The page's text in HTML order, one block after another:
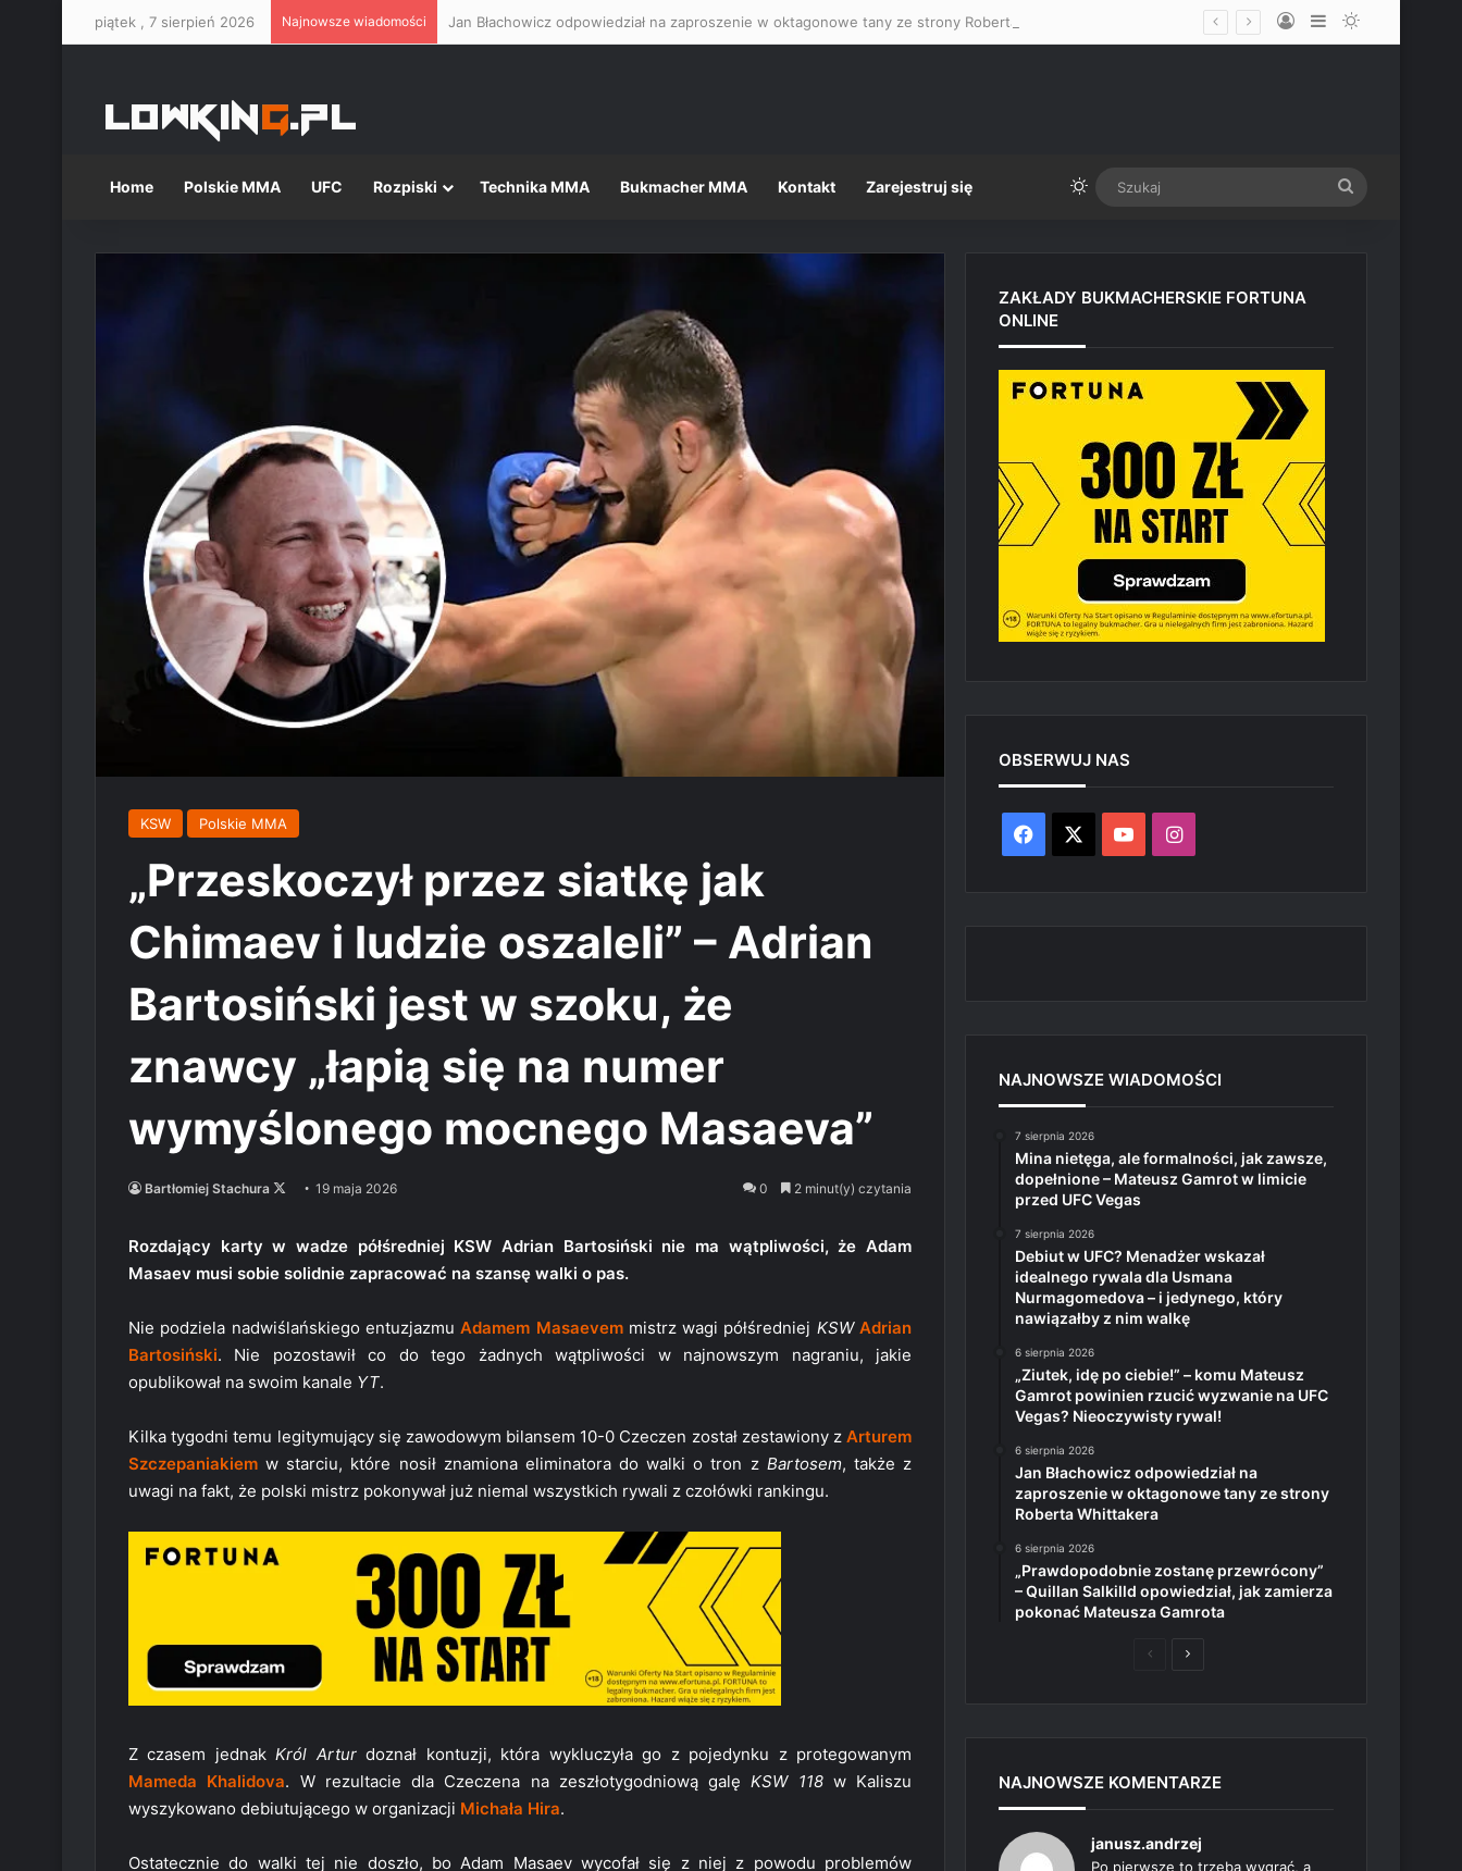
piątek , 7 sierpień 2026 Najnowsze wiadomości Jan Błachowicz odpowiedział na zaproszenie w oktagonowe tany ze strony Roberta Whittakera Log InSidebarSwitch skin
Home Polskie MMA UFC Rozpiski Technika MMA Bukmacher MMA Kontakt Zarejestruj się Switch skin
KSW Polskie MMA
„Przeskoczył przez siatkę jak
Chimaev i ludzie oszaleli” – Adrian
Bartosiński jest w szoku, że
znawcy „łapią się na numer
wymyślonego mocnego Masaeva”
Bartłomiej Stachura
Follow19 maja 2026 0 2 minut(y) czytania
Rozdający karty w wadze półśredniej KSW Adrian Bartosiński nie ma wątpliwości, że Adam
Masaev musi sobie solidnie zapracować na szansę walki o pas.
Nie podziela nadwiślańskiego entuzjazmuAdamem Masaevemmistrz wagi półśredniej KSW Adrian
Bartosiński. Nie pozostawił co do tego żadnych wątpliwości w najnowszym nagraniu, jakie
opublikował na swoim kanale YT.
Kilka tygodni temu legitymujący się zawodowym bilansem 10-0 Czeczen został zestawiony z Arturem
Szczepaniakiem w starciu, które nosił znamiona eliminatora do walki o tron z Bartosem, także z
uwagi na fakt, że polski mistrz pokonywał już niemal wszystkich rywali z czołówki rankingu.
Z czasem jednakKról Arturdoznał kontuzji, która wykluczyła go z pojedynku z protegowanym
Mameda Khalidova. W rezultacie dla Czeczena na zeszłotygodniową galęKSW 118w Kaliszu
wyszykowano debiutującego w organizacji Michała Hira.
Ostatecznie do walki tej nie doszło, bo Adam Masaev wycofał się z niej z powodu problemów
ZAKŁADY BUKMACHERSKIE FORTUNA
ONLINE
OBSERWUJ NAS
Facebook YouTubeInstagram
NAJNOWSZE WIADOMOŚCI
7 sierpnia 2026
Mina nietęga, ale formalności, jak zawsze,
dopełnione – Mateusz Gamrot w limicie
przed UFC Vegas
7 sierpnia 2026
Debiut w UFC? Menadżer wskazał
idealnego rywala dla Usmana
Nurmagomedova – i jedynego, który
nawiązałby z nim walkę
6 sierpnia 2026
„Ziutek, idę po ciebie!” – komu Mateusz
Gamrot powinien rzucić wyzwanie na UFC
Vegas? Nieoczywisty rywal!
6 sierpnia 2026
Jan Błachowicz odpowiedział na
zaproszenie w oktagonowe tany ze strony
Roberta Whittakera
6 sierpnia 2026
„Prawdopodobnie zostanę przewrócony”
– Quillan Salkilld opowiedział, jak zamierza
pokonać Mateusza Gamrota
PoprzedniaNastępna
NAJNOWSZE KOMENTARZE
janusz.andrzej
Po pierwsze to trzeba wygrać, a